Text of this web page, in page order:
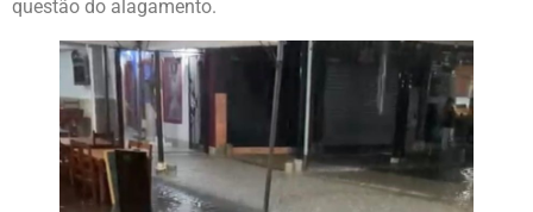
questão do alagamento.